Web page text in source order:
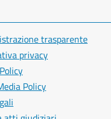
trasparente
privacy
Policy